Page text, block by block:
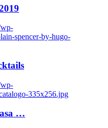
spencer-by-hugo-
335x256.jpg
…